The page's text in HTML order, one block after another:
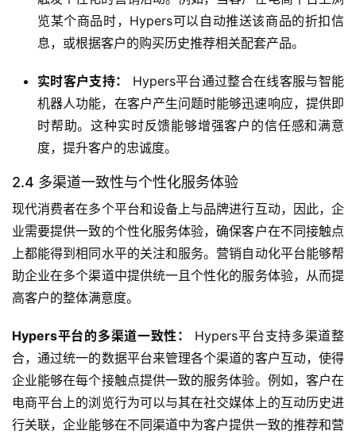
览某个商品时，Hypers可以自动推送该商品的折扣信
息，或根据客户的购买历史推荐相关配套产品。
实时客户支持：
Hypers平台通过整合在线客服与智能
机器人功能，在客户产生问题时能够迅速响应，提供即
时帮助。这种实时反馈能够增强客户的信任感和满意
度，提升客户的忠诚度。
2.4 多渠道一致性与个性化服务体验
现代消费者在多个平台和设备上与品牌进行互动，因此，企
业需要提供一致的个性化服务体验，确保客户在不同接触点
上都能得到相同水平的关注和服务。营销自动化平台能够帮
助企业在多个渠道中提供统一且个性化的服务体验，从而提
高客户的整体满意度。
Hypers平台的多渠道一致性：
Hypers平台支持多渠道整
合，通过统一的数据平台来管理各个渠道的客户互动，使得
企业能够在每个接触点提供一致的服务体验。例如，客户在
电商平台上的浏览行为可以与其在社交媒体上的互动历史进
行关联，企业能够在不同渠道中为客户提供一致的推荐和营